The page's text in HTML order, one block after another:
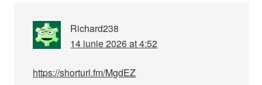
Richard238
14 iunie 2026 at 4:52
https://shorturl.fm/MgdEZ